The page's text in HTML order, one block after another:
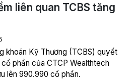
liên quan TCBS tăng
khoán Kỹ Thương (TCBS) quyết
phần của CTCP Wealthtech
lên 990.990 cổ phần.